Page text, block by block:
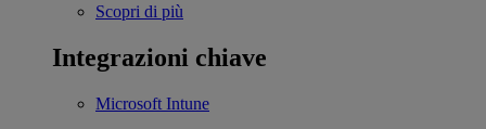
Scopri di più
Integrazioni chiave
Microsoft Intune